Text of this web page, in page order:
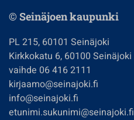
© Seinäjoen kaupunki
PL 215, 60101 Seinäjoki
Kirkkokatu 6, 60100 Seinäjoki
vaihde 06 416 2111
kirjaamo@seinajoki.fi
info@seinajoki.fi
etunimi.sukunimi@seinajoki.fi